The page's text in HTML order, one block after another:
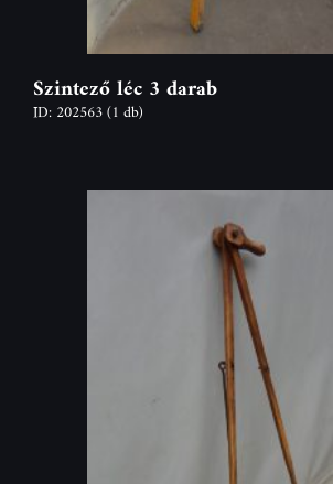
Szintező léc 3 darab
ID: 202563(1 db)